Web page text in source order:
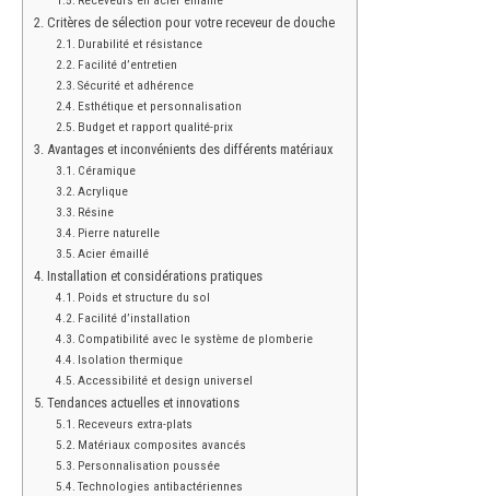
Critères de sélection pour votre receveur de douche
Durabilité et résistance
Facilité d’entretien
Sécurité et adhérence
Esthétique et personnalisation
Budget et rapport qualité-prix
Avantages et inconvénients des différents matériaux
Céramique
Acrylique
Résine
Pierre naturelle
Acier émaillé
Installation et considérations pratiques
Poids et structure du sol
Facilité d’installation
Compatibilité avec le système de plomberie
Isolation thermique
Accessibilité et design universel
Tendances actuelles et innovations
Receveurs extra-plats
Matériaux composites avancés
Personnalisation poussée
Technologies antibactériennes